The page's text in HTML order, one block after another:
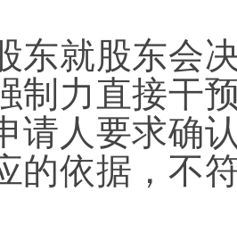
东就股东会
制力直接干
请人要求确
的依据，不